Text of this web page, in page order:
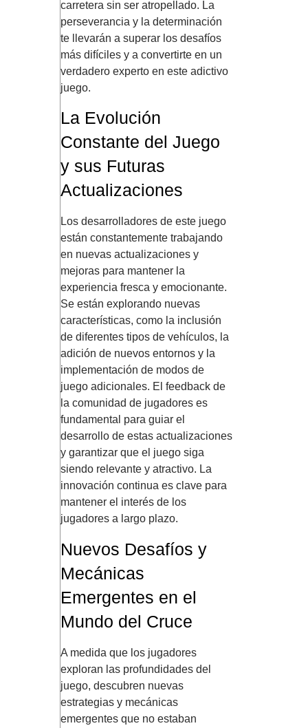
carretera sin ser atropellado. La
perseverancia y la determinación
te llevarán a superar los desafíos
más difíciles y a convertirte en un
verdadero experto en este adictivo
juego.
La Evolución
Constante del Juego
y sus Futuras
Actualizaciones
Los desarrolladores de este juego
están constantemente trabajando
en nuevas actualizaciones y
mejoras para mantener la
experiencia fresca y emocionante.
Se están explorando nuevas
características, como la inclusión
de diferentes tipos de vehículos, la
adición de nuevos entornos y la
implementación de modos de
juego adicionales. El feedback de
la comunidad de jugadores es
fundamental para guiar el
desarrollo de estas actualizaciones
y garantizar que el juego siga
siendo relevante y atractivo. La
innovación continua es clave para
mantener el interés de los
jugadores a largo plazo.
Nuevos Desafíos y
Mecánicas
Emergentes en el
Mundo del Cruce
A medida que los jugadores
exploran las profundidades del
juego, descubren nuevas
estrategias y mecánicas
emergentes que no estaban